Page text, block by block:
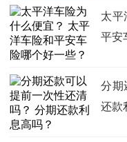
太平
平安
分期
还款